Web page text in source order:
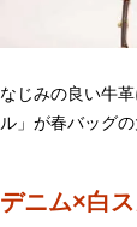
なじみの良い牛
ル」が春バッグの
デニム×白